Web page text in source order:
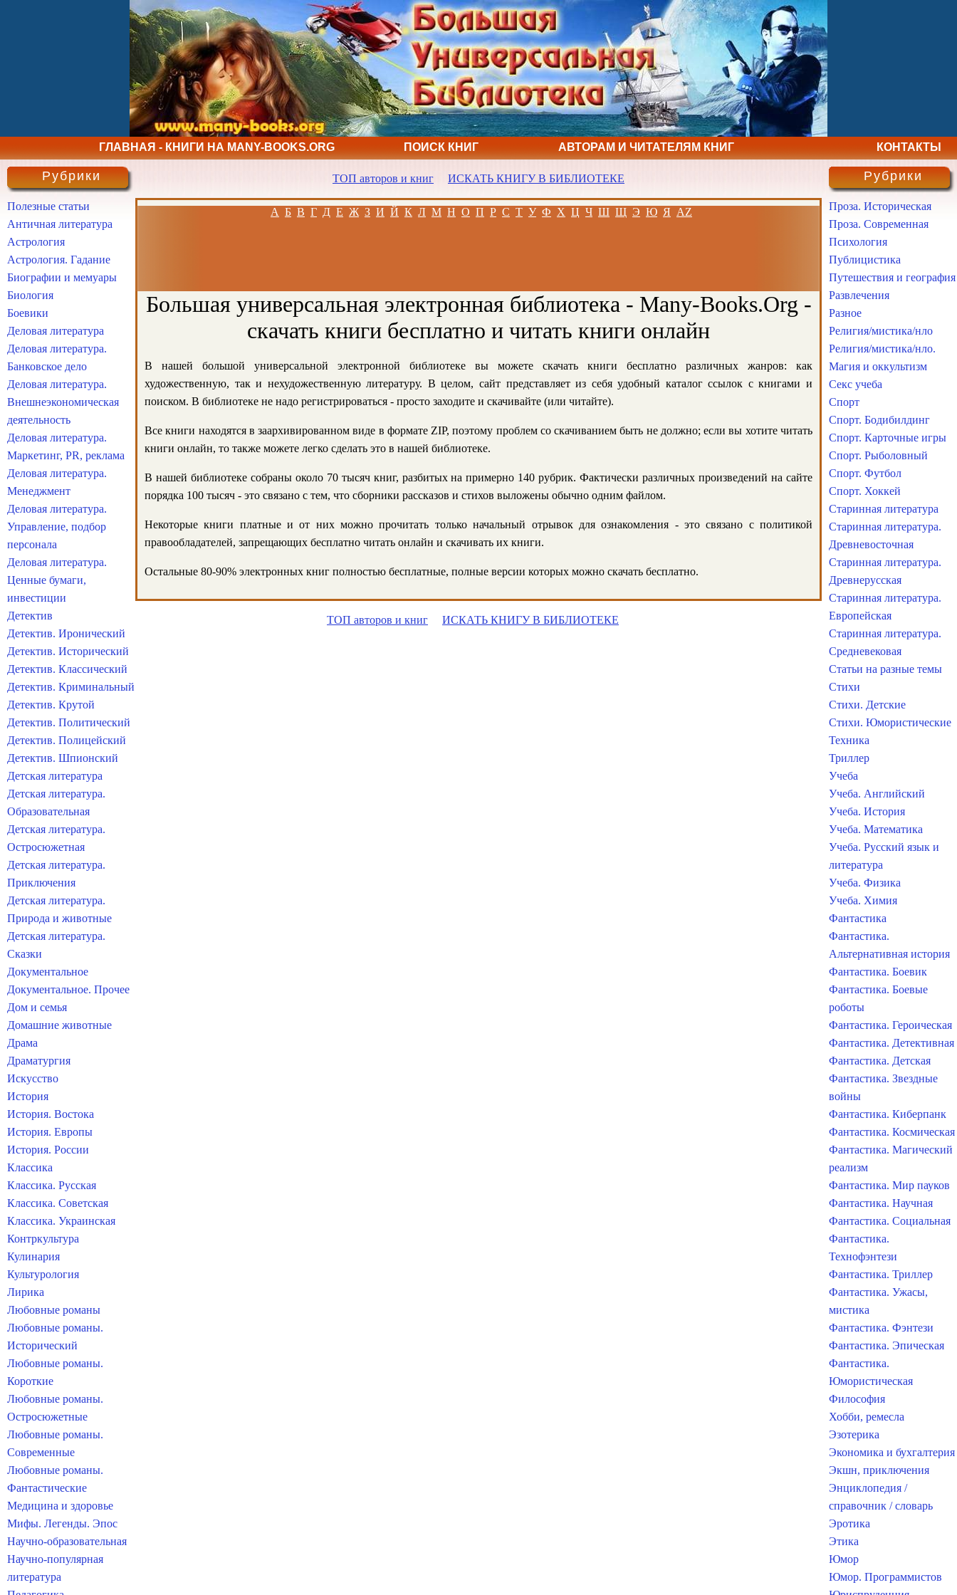
ГЛАВНАЯ - КНИГИ НА MANY-BOOKS.ORG ПОИСК КНИГ АВТОРАМ И ЧИТАТЕЛЯМ КНИГ КОНТАКТЫ
ТОП авторов и книг ИСКАТЬ КНИГУ В БИБЛИОТЕКЕ
А Б В Г Д Е Ж З И Й К Л М Н О П Р С Т У Ф Х Ц Ч Ш Щ Э Ю Я AZ
Большая универсальная электронная библиотека - Many-Books.Org -
скачать книги бесплатно и читать книги онлайн
В нашей большой универсальной электронной библиотеке вы можете скачать книги бесплатно различных жанров: как
художественную, так и нехудожественную литературу. В целом, сайт представляет из себя удобный каталог ссылок с книгами и
поиском. В библиотеке не надо регистрироваться - просто заходите и скачивайте (или читайте).
Все книги находятся в заархивированном виде в формате ZIP, поэтому проблем со скачиванием быть не должно; если вы хотите читать
книги онлайн, то также можете легко сделать это в нашей библиотеке.
В нашей библиотеке собраны около 70 тысяч книг, разбитых на примерно 140 рубрик. Фактически различных произведений на сайте
порядка 100 тысяч - это связано с тем, что сборники рассказов и стихов выложены обычно одним файлом.
Некоторые книги платные и от них можно прочитать только начальный отрывок для ознакомления - это связано с политикой
правообладателей, запрещающих бесплатно читать онлайн и скачивать их книги.
Остальные 80-90% электронных книг полностью бесплатные, полные версии которых можно скачать бесплатно.
ТОП авторов и книг ИСКАТЬ КНИГУ В БИБЛИОТЕКЕ
Рубрики
Полезные статьи
Античная литература
Астрология
Астрология. Гадание
Биографии и мемуары
Биология
Боевики
Деловая литература
Деловая литература.
Банковское дело
Деловая литература.
Внешнеэкономическая
деятельность
Деловая литература.
Маркетинг, PR, реклама
Деловая литература.
Менеджмент
Деловая литература.
Управление, подбор
персонала
Деловая литература.
Ценные бумаги,
инвестиции
Детектив
Детектив. Иронический
Детектив. Исторический
Детектив. Классический
Детектив. Криминальный
Детектив. Крутой
Детектив. Политический
Детектив. Полицейский
Детектив. Шпионский
Детская литература
Детская литература.
Образовательная
Детская литература.
Остросюжетная
Детская литература.
Приключения
Детская литература.
Природа и животные
Детская литература.
Сказки
Документальное
Документальное. Прочее
Дом и семья
Домашние животные
Драма
Драматургия
Искусство
История
История. Востока
История. Европы
История. России
Классика
Классика. Русская
Классика. Советская
Классика. Украинская
Контркультура
Кулинария
Культурология
Лирика
Любовные романы
Любовные романы.
Исторический
Любовные романы.
Короткие
Любовные романы.
Остросюжетные
Любовные романы.
Современные
Любовные романы.
Фантастические
Медицина и здоровье
Мифы. Легенды. Эпос
Научно-образовательная
Научно-популярная
литература
Рубрики
Проза. Историческая
Проза. Современная
Психология
Публицистика
Путешествия и география
Развлечения
Разное
Религия/мистика/нло
Религия/мистика/нло.
Магия и оккультизм
Секс учеба
Спорт
Спорт. Бодибилдинг
Спорт. Карточные игры
Спорт. Рыболовный
Спорт. Футбол
Спорт. Хоккей
Старинная литература
Старинная литература.
Древневосточная
Старинная литература.
Древнерусская
Старинная литература.
Европейская
Старинная литература.
Средневековая
Статьи на разные темы
Стихи
Стихи. Детские
Стихи. Юмористические
Техника
Триллер
Учеба
Учеба. Английский
Учеба. История
Учеба. Математика
Учеба. Русский язык и
литература
Учеба. Физика
Учеба. Химия
Фантастика
Фантастика.
Альтернативная история
Фантастика. Боевик
Фантастика. Боевые
роботы
Фантастика. Героическая
Фантастика. Детективная
Фантастика. Детская
Фантастика. Звездные
войны
Фантастика. Киберпанк
Фантастика. Космическая
Фантастика. Магический
реализм
Фантастика. Мир пауков
Фантастика. Научная
Фантастика. Социальная
Фантастика.
Технофэнтези
Фантастика. Триллер
Фантастика. Ужасы,
мистика
Фантастика. Фэнтези
Фантастика. Эпическая
Фантастика.
Юмористическая
Философия
Хобби, ремесла
Эзотерика
Экономика и бухгалтерия
Экшн, приключения
Энциклопедия /
справочник / словарь
Эротика
Этика
Юмор
Юмор. Программистов